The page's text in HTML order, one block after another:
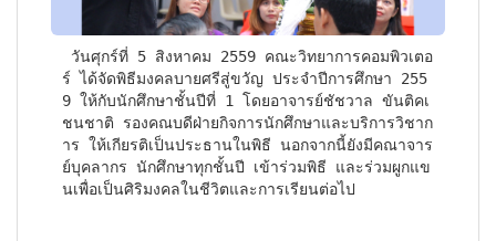
ร์ ได้จัดพิธีมงคลบายศรีสู่ขวัญ ประจำปีการศึกษา 255
9 ให้กับนักศึกษาชั้นปีที่ 1 โดยอาจารย์ชัชวาล ขันติคเ
ชนชาติ รองคณบดีฝ่ายกิจการนักศึกษาและบริการวิชาก
าร ให้เกียรติเป็นประธานในพิธี นอกจากนี้ยังมีคณาจาร
ย์บุคลากร นักศึกษาทุกชั้นปี เข้าร่วมพิธี และร่วมผูกแข
นเพื่อเป็นศิริมงคลในชีวิตและการเรียนต่อไป